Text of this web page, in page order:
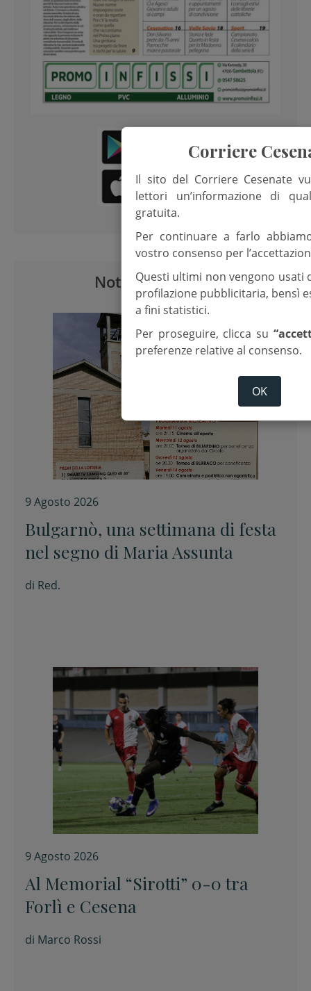
Notizie correlate
9 Agosto 2026
Bulgarnò, una settimana di festa
nel segno di Maria Assunta
di Red.
9 Agosto 2026
Al Memorial “Sirotti” 0-0 tra
Forlì e Cesena
di Marco Rossi
Corriere
Il sito del Corriere Cesenate
lettori un’informazione di
gratuita.
Per continuare a farlo
vostro consenso per
Questi ultimi non vengono usati
profilazione pubblicitaria, bensì
a fini statistici.
Per proseguire, clicca su
preferenze relative al consenso.
OK